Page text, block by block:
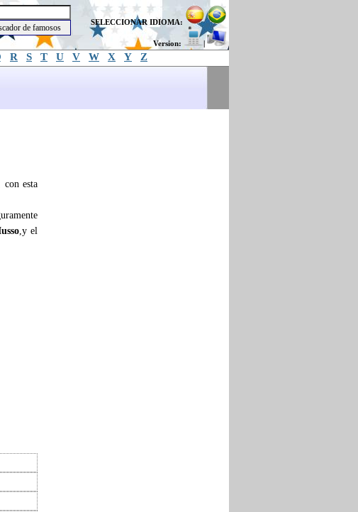
SELECCIONAR IDIOMA:
Version: |
R S T U V W X Y Z
con esta
,y el